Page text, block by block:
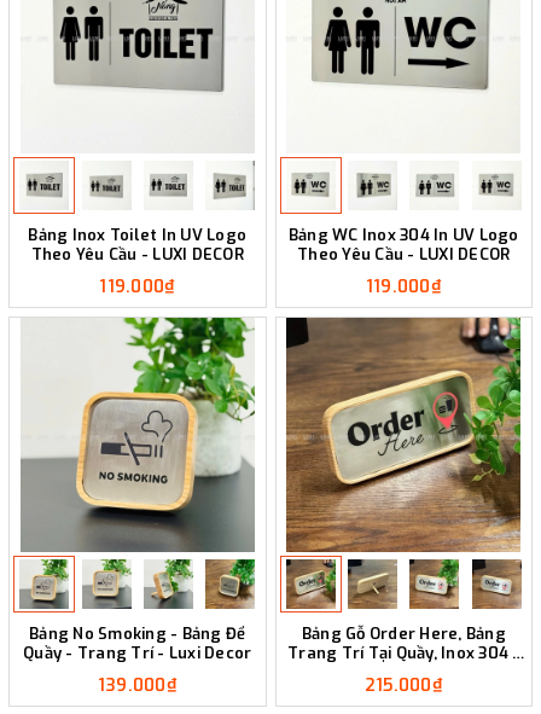
Bảng Inox Toilet In UV Logo
Theo Yêu Cầu - LUXI DECOR
119.000₫
Bảng WC Inox 304 In UV Logo
Theo Yêu Cầu - LUXI DECOR
119.000₫
Bảng No Smoking - Bảng Để
Quầy - Trang Trí - Luxi Decor
139.000₫
Bảng Gỗ Order Here, Bảng
Trang Trí Tại Quầy, Inox 304 -
215.000₫